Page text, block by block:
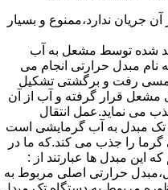
جریان ندارد،ممنوع و بسیار
شده توسط مشعل به آب
مبدل حرارتی انجام می
مسی رفت و برگشتی تشکیل
قرار گرفته و آب از آن
می نماید.عمل انتقال
تک مبدل به آب گرمایشی است
را جذب می کند.که ما در
این مبدل ها عبارتند از :
حرارتی اصلی مربوط به